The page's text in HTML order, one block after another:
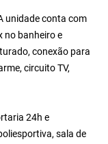
unidade conta com
no banheiro e
conexão para
circuito TV,
24h e
sala de